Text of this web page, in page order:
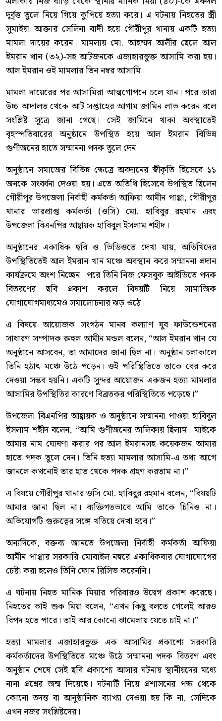
দুর্বৃত্ত তুলে নিয়ে গিয়ে কুপিয়ে হত্যা করে। এ ঘটনায় নিহতের স্ত্রী
সুমাইয়া আক্তার সেলিনা বাদী হয়ে গৌরীপুর থানায় একটি হত্যা
মামলা দায়ের করেন। মামলায় মো. আহম্মদ আলীর ছেলে আল
ইমরান খান (৩২)-সহ আটজনকে এজাহারভুক্ত আসামি করা হয়।
আল ইমরান ওই মামলার তিন নম্বর আসামি।
মামলা দায়েরের পর আসামিরা আত্মগোপনে চলে যান। পরে তারা
উচ্চ আদালত থেকে আট সপ্তাহের আগাম জামিন লাভ করেন বলে
সংশ্লিষ্ট সূত্রে জানা গেছে। সেই জামিনে থাকা অবস্থাতেই
বৃহস্পতিবারের অনুষ্ঠানে উপস্থিত হয়ে আল ইমরান বিভিন্ন
গুণীজনের হাতে সম্মাননা পদক তুলে দেন।
অনুষ্ঠানে সমাজের বিভিন্ন ক্ষেত্রে অবদানের স্বীকৃতি হিসেবে ১১
জনকে সংবর্ধনা দেওয়া হয়। এতে অতিথি হিসেবে উপস্থিত ছিলেন
গৌরীপুর উপজেলা নির্বাহী কর্মকর্তা আফিয়া আমীন পাপ্পা, গৌরীপুর
থানার ভারপ্রাপ্ত কর্মকর্তা (ওসি) মো. হাবিবুর রহমান এবং
উপজেলা বিএনপির আহ্বায়ক হাবিবুল ইসলাম শহীদ।
অনুষ্ঠানের একাধিক ছবি ও ভিডিওতে দেখা যায়, অতিথিদের
উপস্থিতিতেই আল ইমরান খান মঞ্চে অবস্থান করে সম্মাননা প্রদান
কার্যক্রমে অংশ নিচ্ছেন। পরে তিনি নিজ ফেসবুক আইডিতে পদক
বিতরণের ছবি প্রকাশ করলে বিষয়টি নিয়ে সামাজিক
যোগাযোগমাধ্যমেও সমালোচনার ঝড় ওঠে।
এ বিষয়ে আয়োজক সংগঠন মানব কল্যাণ যুব ফাউন্ডেশনের
সাধারণ সম্পাদক রুহুল আমীন মন্ডল বলেন, “আল ইমরান খান যে
অনুষ্ঠানে আসবেন, তা আমাদের জানা ছিল না। অনুষ্ঠান চলাকালে
তিনি হঠাৎ মঞ্চে উঠে পড়েন। ওই পরিস্থিতিতে তাকে বের করে
দেওয়া সম্ভব হয়নি। একটি সুন্দর আয়োজন একজন হত্যা মামলার
আসামির উপস্থিতির কারণে বিব্রতকর পরিস্থিতিতে পড়েছে।”
উপজেলা বিএনপির আহ্বায়ক ও অনুষ্ঠানে সম্মাননা পাওয়া হাবিবুল
ইসলাম শহীদ বলেন, “আমি গুণীজনের তালিকায় ছিলাম। মাইকে
আমার নাম ঘোষণা করার পর আল ইমরানসহ কয়েকজন আমার
হাতে পদক তুলে দেন। তিনি হত্যা মামলার আসামি-এ তথ্য আগে
জানলে কখনোই তার হাত থেকে পদক গ্রহণ করতাম না।”
এ বিষয়ে গৌরীপুর থানার ওসি মো. হাবিবুর রহমান বলেন, “বিষয়টি
আমার জানা ছিল না। ব্যক্তিগতভাবে আমি তাকে চিনিও না।
অভিযোগটি গুরুত্বের সঙ্গে খতিয়ে দেখা হবে।”
অন্যদিকে, বক্তব্য জানতে উপজেলা নির্বাহী কর্মকর্তা আফিয়া
আমীন পাপ্পার সরকারি মোবাইল নম্বরে একাধিকবার যোগাযোগের
চেষ্টা করা হলেও তিনি ফোন রিসিভ করেননি।
এ ঘটনায় নিহত মানিক মিয়ার পরিবারও উদ্বেগ প্রকাশ করেছে।
নিহতের ভাই শুক মিয়া বলেন, “এখন কিছু বলতে গেলেই আরও
বিপদ হতে পারে। তাই আর কোনো ঝামেলায় যেতে চাই না।”
হত্যা মামলার এজাহারভুক্ত এক আসামির প্রকাশ্যে সরকারি
কর্মকর্তাদের উপস্থিতিতে মঞ্চে উঠে সম্মাননা পদক বিতরণ এবং
অনুষ্ঠান শেষে সেই ছবি প্রকাশ্যে আসার ঘটনায় স্থানীয়দের মধ্যে
নানা প্রশ্নের জন্ম দিয়েছে। ঘটনাটি নিয়ে প্রশাসনের পক্ষ থেকে
কোনো তদন্ত বা আনুষ্ঠানিক ব্যাখ্যা দেওয়া হয় কি না, সেদিকে
এখন নজর সংশ্লিষ্টদের।